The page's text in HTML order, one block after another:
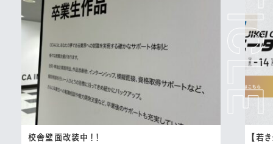
校舎壁面改装中！！
【若